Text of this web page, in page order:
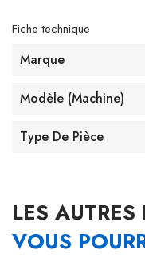
Fiche technique
Marque
Modèle (machine)
Type De Pièce
LES
VOUS